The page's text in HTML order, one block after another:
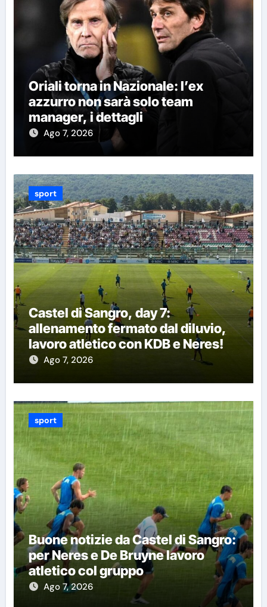
Oriali torna in Nazionale: l’ex
azzurro non sarà solo team
manager, i dettagli
Ago 7, 2026
sport
Castel di Sangro, day 7:
allenamento fermato dal diluvio,
lavoro atletico con KDB e Neres!
Ago 7, 2026
sport
Buone notizie da Castel di Sangro:
per Neres e De Bruyne lavoro
atletico col gruppo
Ago 7, 2026